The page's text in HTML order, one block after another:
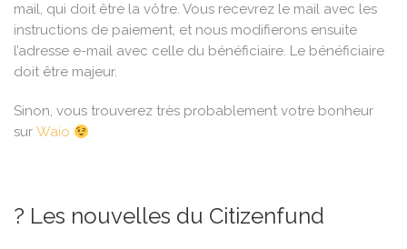
mail, qui doit être la vôtre. Vous recevrez le mail avec les
instructions de paiement, et nous modifierons ensuite
l’adresse e-mail avec celle du bénéficiaire. Le bénéficiaire
doit être majeur.
Sinon, vous trouverez très probablement votre bonheur
sur Waio
? Les nouvelles du Citizenfund